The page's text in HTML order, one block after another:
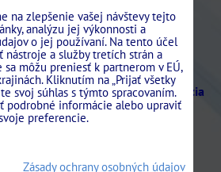
ceny na Slovensku!
SDK len do 31/07/2026-20%(Akcia
až do vypredania zásob)
veľký sortiment puzdier.
1200mm štandardná výška
na zlepšenie vašej návštevy tejto
analýzu jej výkonnosti a
o jej používaní. Na tento účel
nástroje a služby tretích strán a
sa môžu preniesť k partnerom v EÚ,
Kliknutím na „Prijať všetky
svoj súhlas s týmto spracovaním.
podrobné informácie alebo upraviť
preferencie.
Zásady ochrany osobných údajov